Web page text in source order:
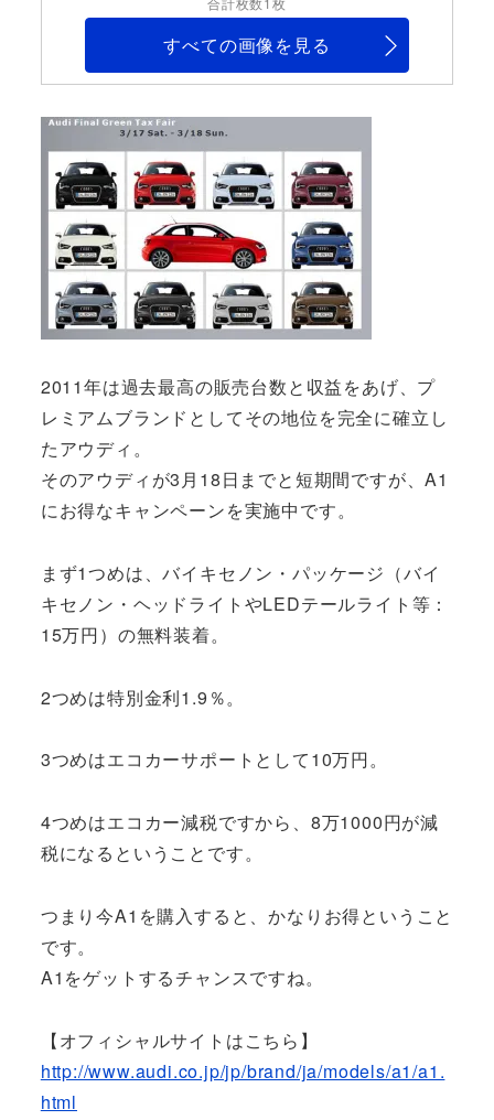
すべての画像を見る
2011年は過去最高の販売台数と収益をあげ、プ
レミアムブランドとしてその地位を完全に確立し
たアウディ。
そのアウディが3月18日までと短期間ですが、A1
にお得なキャンペーンを実施中です。
まず1つめは、バイキセノン・パッケージ（バイ
キセノン・ヘッドライトやLEDテールライト等：
15万円）の無料装着。
2つめは特別金利1.9％。
3つめはエコカーサポートとして10万円。
4つめはエコカー減税ですから、8万1000円が減
税になるということです。
つまり今A1を購入すると、かなりお得ということ
です。
A1をゲットするチャンスですね。
【オフィシャルサイトはこちら】
http://www.audi.co.jp/jp/brand/ja/models/a1/a1.
html